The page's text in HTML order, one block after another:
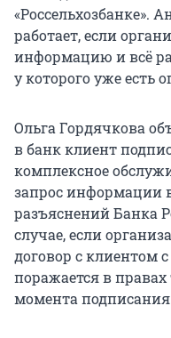
«Россельхозбанке».
работает, если
информацию и всё
у которого уже есть
Ольга Гордячкова
в банк клиент
комплексное
запрос информации
разъяснений Банка
случае, если
договор с клиентом
поражается в правах
момента